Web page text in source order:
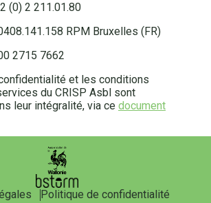
(0) 2 211.01.80
RPM Bruxelles (FR)
2715 7662
et les conditions
du CRISP Asbl sont
leur intégralité, via ce document
Politique de confidentialité